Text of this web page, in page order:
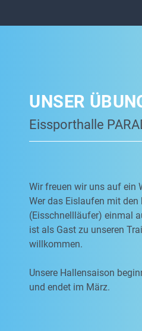
UNSER
Eissporthalle
Wir freuen wir uns auf ein
Wer das Eislaufen mit
(Eisschnellläufer) einmal
ist als Gast zu unseren
willkommen.
Unsere Hallensaison
und endet im März.